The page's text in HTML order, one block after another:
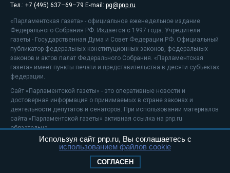
Тел.: +7 (495) 637–69–79 E-mail: pg@pnp.ru
«Парламентская газета» - официальное еженедельное издание
Федерального Собрания РФ. Издается с 1997 года. Учредители
газеты - Государственная Дума и Совет Федерации РФ. Официальный
публикатор федеральных конституционных законов, федеральных
законов и актов палат Федерального Собрания. «Парламентская
газета» имеет пункты печати и представительства в десяти субъектах
федерации.
Сайт «Парламентской газеты» - это оперативные новости и
достоверная информация о принимаемых в стране законах и
деятельности депутатов и сенаторов. При использовании материалов
сайта «Парламентской газеты» активная ссылка на pnp.ru
обязательна.
На информационном ресурсе применяютсярекомендательные
Положение о защите персональных данных
Используя сайт pnp.ru, Вы соглашаетесь с
использованием файлов cookie
СОГЛАСЕН